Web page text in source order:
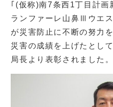
｢(仮称)南7条西1丁目計画
ランファーレ山鼻Ⅲウエ
が災害防止に不断の努力
災害の成績を上げたとし
局長より表彰されました。